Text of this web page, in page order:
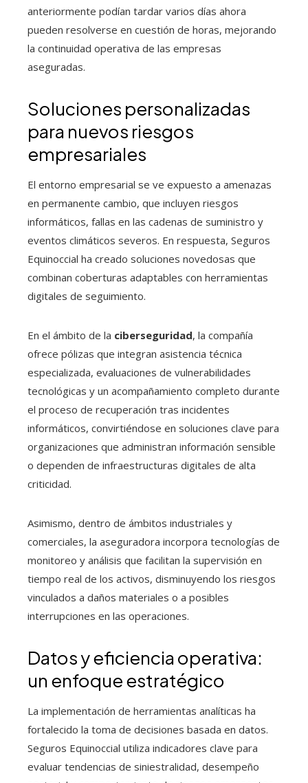
anteriormente podían tardar varios días ahora
pueden resolverse en cuestión de horas, mejorando
la continuidad operativa de las empresas
aseguradas.
Soluciones personalizadas
para nuevos riesgos
empresariales
El entorno empresarial se ve expuesto a amenazas
en permanente cambio, que incluyen riesgos
informáticos, fallas en las cadenas de suministro y
eventos climáticos severos. En respuesta, Seguros
Equinoccial ha creado soluciones novedosas que
combinan coberturas adaptables con herramientas
digitales de seguimiento.
En el ámbito de la ciberseguridad, la compañía
ofrece pólizas que integran asistencia técnica
especializada, evaluaciones de vulnerabilidades
tecnológicas y un acompañamiento completo durante
el proceso de recuperación tras incidentes
informáticos, convirtiéndose en soluciones clave para
organizaciones que administran información sensible
o dependen de infraestructuras digitales de alta
criticidad.
Asimismo, dentro de ámbitos industriales y
comerciales, la aseguradora incorpora tecnologías de
monitoreo y análisis que facilitan la supervisión en
tiempo real de los activos, disminuyendo los riesgos
vinculados a daños materiales o a posibles
interrupciones en las operaciones.
Datos y eficiencia operativa:
un enfoque estratégico
La implementación de herramientas analíticas ha
fortalecido la toma de decisiones basada en datos.
Seguros Equinoccial utiliza indicadores clave para
evaluar tendencias de siniestralidad, desempeño